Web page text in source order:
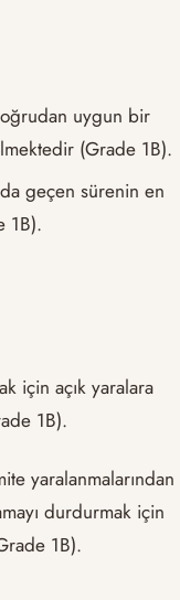
uygun bir
(Grade 1B).
geçen sürenin en
1B).
için açık yaralara
1B).
yaralanmalarından
durdurmak için
1B).